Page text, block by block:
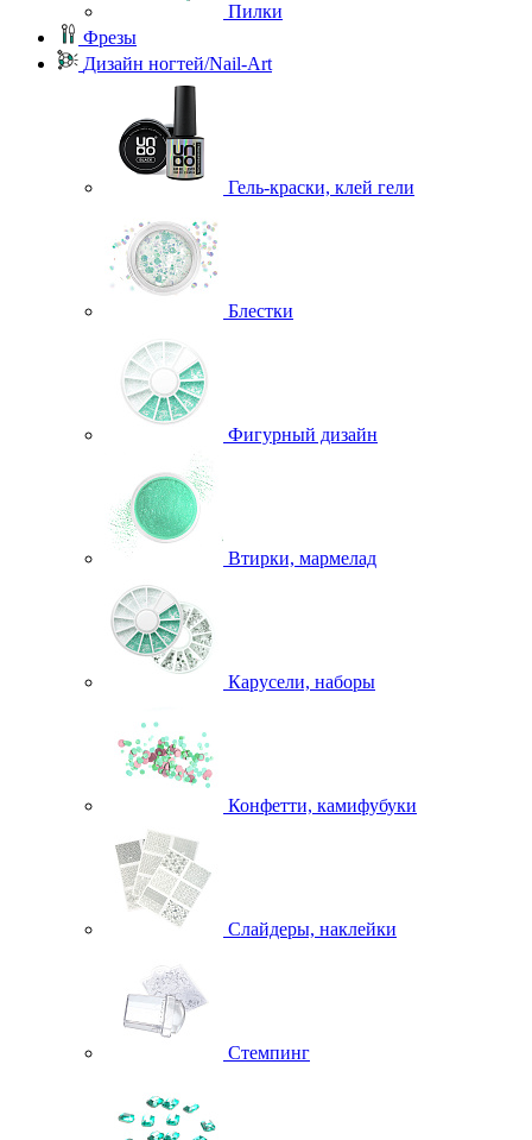
Пилки
Фрезы
Дизайн ногтей/Nail-Art
Гель-краски, клей гели
Блестки
Фигурный дизайн
Втирки, мармелад
Карусели, наборы
Конфетти, камифубуки
Слайдеры, наклейки
Стемпинг